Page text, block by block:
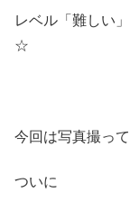
レベル「難しい
☆
今回は写真撮って
ついに